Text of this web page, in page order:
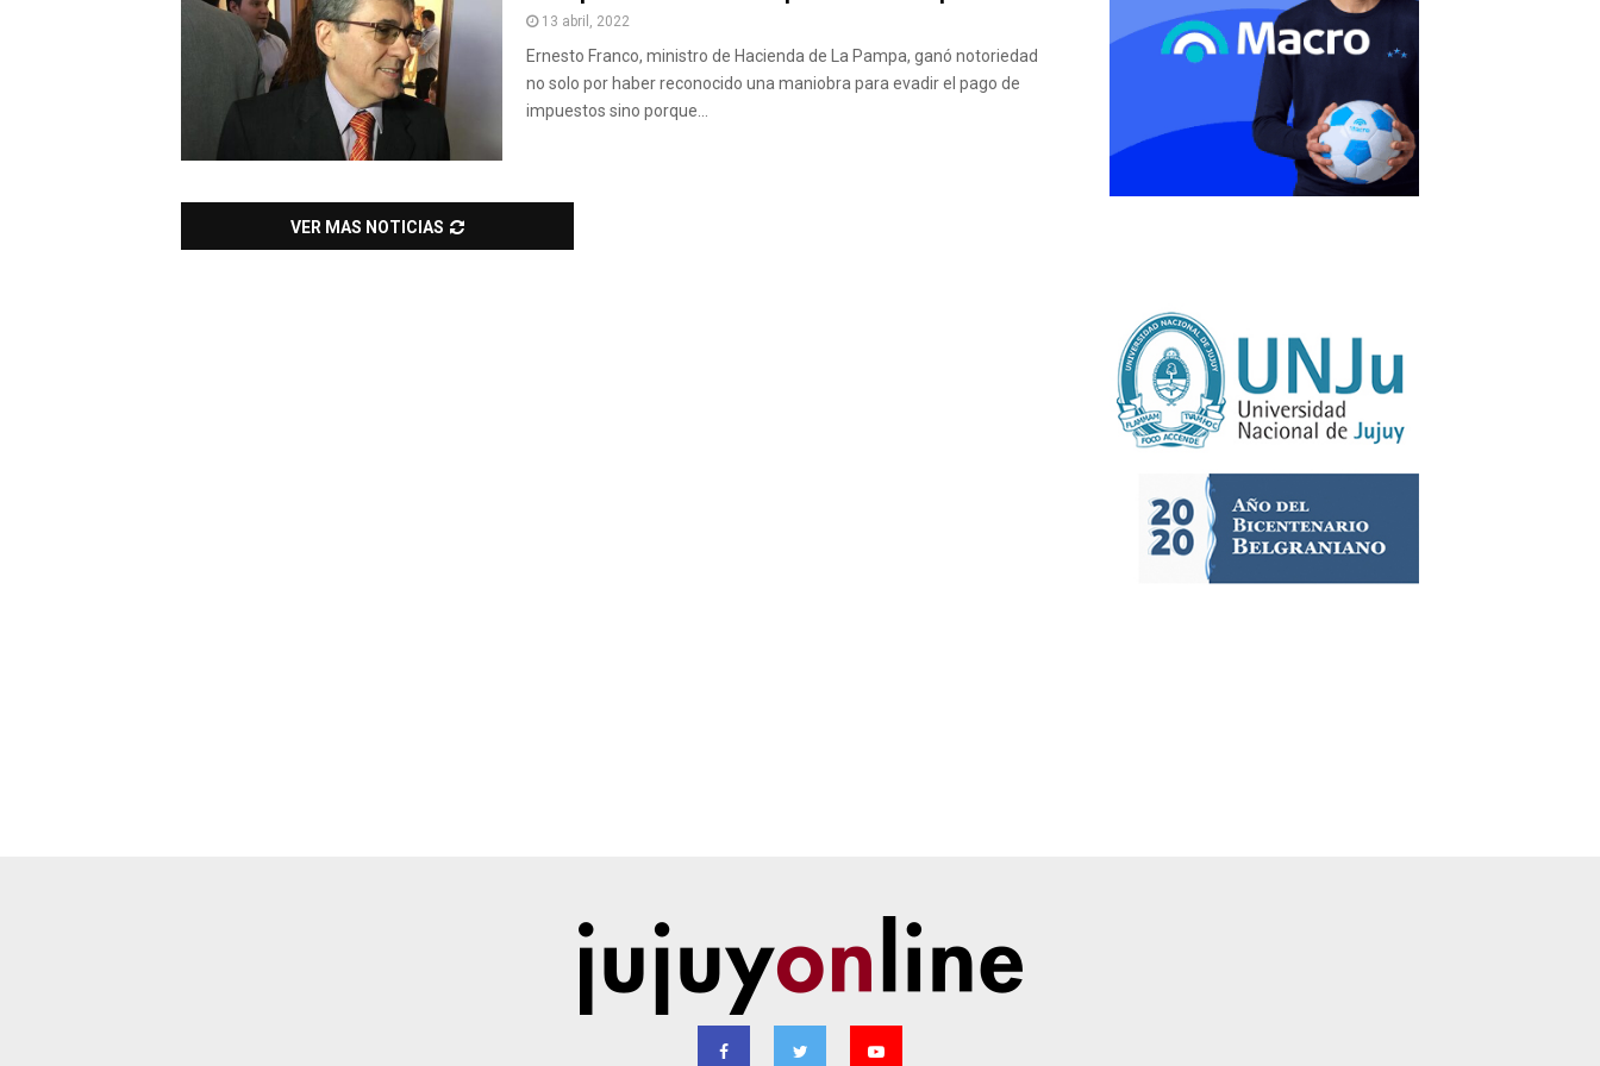
13 abril, 2022
Ernesto Franco, ministro de Hacienda de La Pampa, ganó notoriedad
no solo por haber reconocido una maniobra para evadir el pago de
impuestos sino porque...
VER MAS NOTICIAS